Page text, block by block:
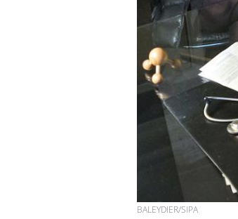
BALEYDIER/SIPA